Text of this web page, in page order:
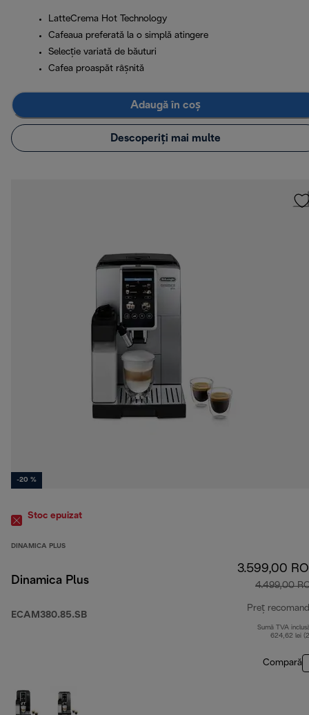
LatteCrema Hot Technology
Cafeaua preferată la o simplă atingere
Selecție variată de băuturi
Cafea proaspăt râșnită
Adaugă în coș
Descoperiți mai multe
-20 %
Stoc epuizat
DINAMICA PLUS
Dinamica Plus
ECAM380.85.SB
3.599,00
4.499,00
Preț
Sumă TVA
624,62 lei
Compară